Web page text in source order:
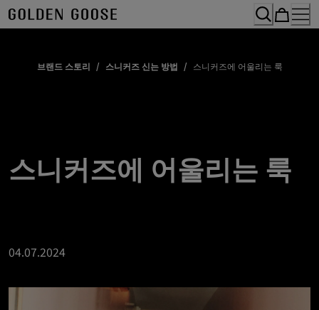
Skip
to
브랜드 스토리 / 스니커즈 신는 방법 / 스니커즈에 어울리는 룩
스니커즈에 어울리는 룩
04.07.2024